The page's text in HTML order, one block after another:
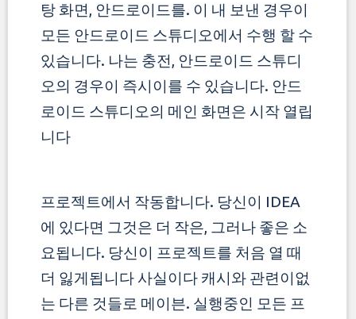
탕 화면, 안드로이드를. 이 내 보낸 경우이
모든 안드로이드 스튜디오에서 수행 할 수
있습니다. 나는 충전, 안드로이드 스튜디
오의 경우이 즉시이를 수 있습니다. 안드
로이드 스튜디오의 메인 화면은 시작 열립
니다
프로젝트에서 작동합니다. 당신이 IDEA
에 있다면 그것은 더 작은, 그러나 좋은 소
요됩니다. 당신이 프로젝트를 처음 열 때
더 잃게됩니다 사실이다 캐시와 관련이없
는 다른 것들로 메이븐. 실행중인 모든 프